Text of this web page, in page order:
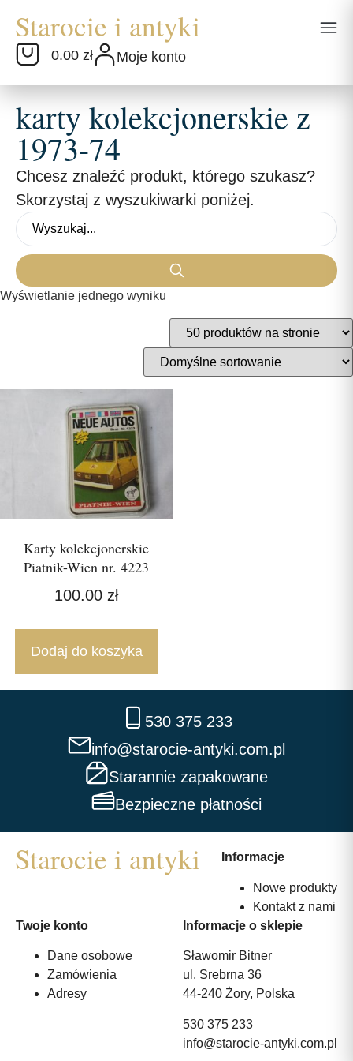
0.00 zł Moje konto
karty kolekcjonerskie z
1973-74
Chcesz znaleźć produkt, którego szukasz?
Skorzystaj z wyszukiwarki poniżej.
Wyświetlanie jednego wyniku
Karty kolekcjonerskie
Piatnik-Wien nr. 4223
100.00 zł
Dodaj do koszyka
530 375 233
info@starocie-antyki.com.pl
Starannie zapakowane
Bezpieczne płatności
Informacje
Nowe produkty
Kontakt z nami
Twoje konto
Dane osobowe
Zamówienia
Adresy
Informacje o sklepie
Sławomir Bitner
ul. Srebrna 36
44-240 Żory, Polska
530 375 233
info@starocie-antyki.com.pl